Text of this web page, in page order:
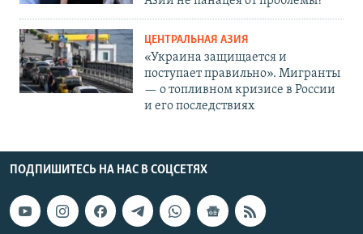
ЦЕНТРАЛЬНАЯ АЗИЯ
«Украина защищается и
поступает правильно». Мигранты
— о топливном кризисе в России
и его последствиях
ПОДПИШИТЕСЬ НА НАС В СОЦСЕТЯХ